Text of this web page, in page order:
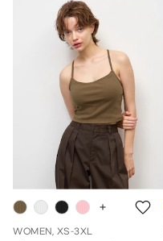
WOMEN, XS-3XL